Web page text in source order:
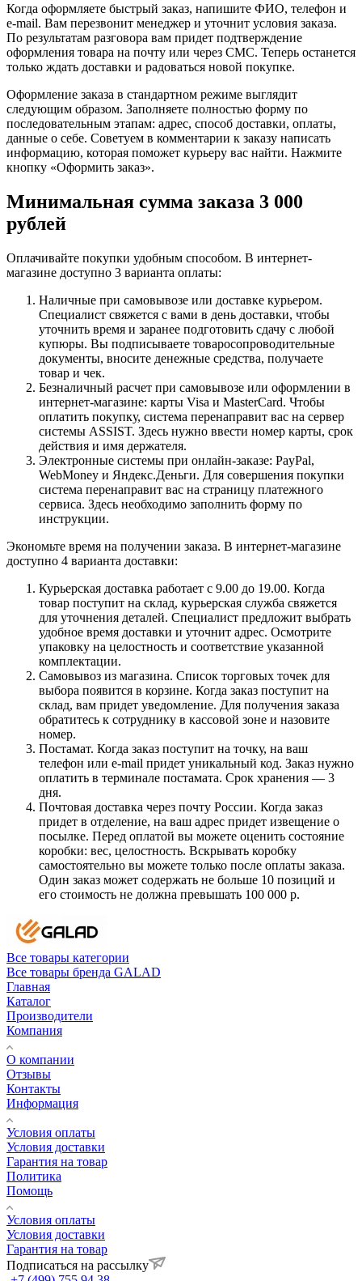
Когда оформляете быстрый заказ, напишите ФИО, телефон и
e-mail. Вам перезвонит менеджер и уточнит условия заказа.
По результатам разговора вам придет подтверждение
оформления товара на почту или через СМС. Теперь останется
только ждать доставки и радоваться новой покупке.
Оформление заказа в стандартном режиме выглядит
следующим образом. Заполняете полностью форму по
последовательным этапам: адрес, способ доставки, оплаты,
данные о себе. Советуем в комментарии к заказу написать
информацию, которая поможет курьеру вас найти. Нажмите
кнопку «Оформить заказ».
Минимальная сумма заказа 3 000
рублей
Оплачивайте покупки удобным способом. В интернет-
магазине доступно 3 варианта оплаты:
Наличные при самовывозе или доставке курьером.
Специалист свяжется с вами в день доставки, чтобы
уточнить время и заранее подготовить сдачу с любой
купюры. Вы подписываете товаросопроводительные
документы, вносите денежные средства, получаете
товар и чек.
Безналичный расчет при самовывозе или оформлении в
интернет-магазине: карты Visa и MasterCard. Чтобы
оплатить покупку, система перенаправит вас на сервер
системы ASSIST. Здесь нужно ввести номер карты, срок
действия и имя держателя.
Электронные системы при онлайн-заказе: PayPal,
WebMoney и Яндекс.Деньги. Для совершения покупки
система перенаправит вас на страницу платежного
сервиса. Здесь необходимо заполнить форму по
инструкции.
Экономьте время на получении заказа. В интернет-магазине
доступно 4 варианта доставки:
Курьерская доставка работает с 9.00 до 19.00. Когда
товар поступит на склад, курьерская служба свяжется
для уточнения деталей. Специалист предложит выбрать
удобное время доставки и уточнит адрес. Осмотрите
упаковку на целостность и соответствие указанной
комплектации.
Самовывоз из магазина. Список торговых точек для
выбора появится в корзине. Когда заказ поступит на
склад, вам придет уведомление. Для получения заказа
обратитесь к сотруднику в кассовой зоне и назовите
номер.
Постамат. Когда заказ поступит на точку, на ваш
телефон или e-mail придет уникальный код. Заказ нужно
оплатить в терминале постамата. Срок хранения — 3
дня.
Почтовая доставка через почту России. Когда заказ
придет в отделение, на ваш адрес придет извещение о
посылке. Перед оплатой вы можете оценить состояние
коробки: вес, целостность. Вскрывать коробку
самостоятельно вы можете только после оплаты заказа.
Один заказ может содержать не больше 10 позиций и
его стоимость не должна превышать 100 000 р.
Все товары категории
Все товары бренда GALAD
Главная
Каталог
Производители
Компания
О компании
Отзывы
Контакты
Информация
Условия оплаты
Условия доставки
Гарантия на товар
Политика
Помощь
Условия оплаты
Условия доставки
Гарантия на товар
Подписаться на рассылку